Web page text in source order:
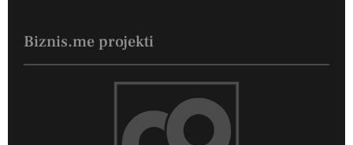
Biznis.me projekti